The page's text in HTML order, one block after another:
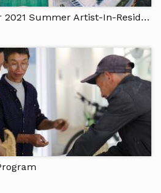
PLAN8T Open Call for 2021 Summer Artist-In-Residence